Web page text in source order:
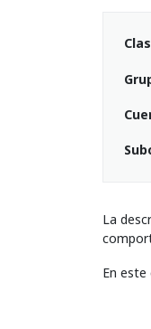
La
En